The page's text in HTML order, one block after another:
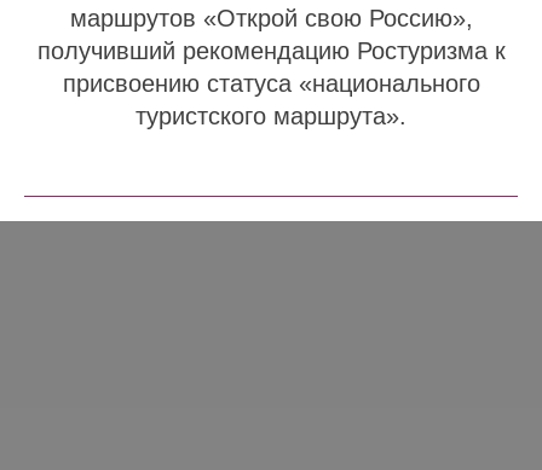
маршрутов «Открой свою Россию»,
получивший рекомендацию Ростуризма к
присвоению статуса «национального
туристского маршрута».